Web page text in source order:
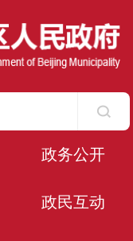
政务公开
政民互动